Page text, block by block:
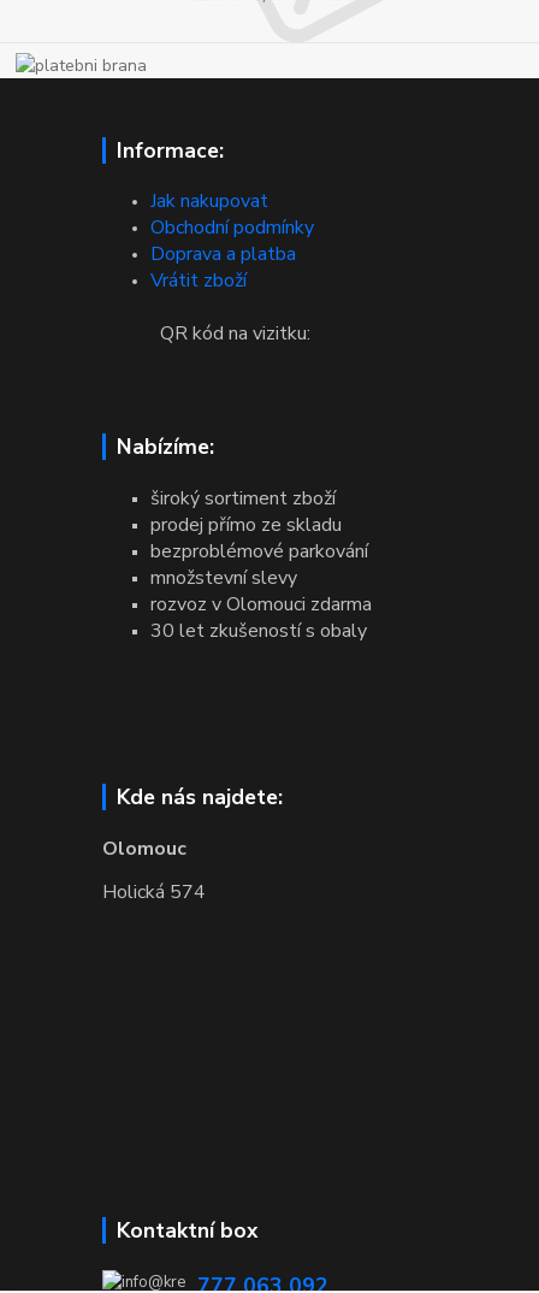
Informace:
Jak nakupovat
Obchodní podmínky
Doprava a platba
Vrátit zboží
QR kód na vizitku:
Nabízíme:
široký sortiment zboží
prodej přímo ze skladu
bezproblémové parkování
množstevní slevy
rozvoz v Olomouci zdarma
30 let zkušeností s obaly
Kde nás najdete:
Olomouc
Holická 574
Kontaktní box
777 063 092